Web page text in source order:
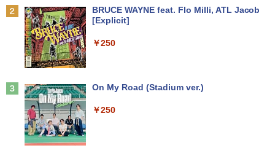
MS Office 2024 H&B 搭載｜Microsoft S
ン Windows11 Office付 13.5型｜Core i
ノートパソコン
￥39,800
2
パソコン Windows XP Core i5 メモリ 4
GB HDD 500GB DVDドライブ搭載 リフ
マウスセット 中古 安心保証 初期設定不
2
イ(23.8型/IPS/FullHD 1920×1080/100H
z/1ms)(ブラック) 24E1N1300A/11
￥19,620
フィリップス（ディスプレイ） 221S9A/
HDMI、D-Sub/スピーカー：あり/5年間
￥1,034
刊) 全巻セット [入荷予約]
￥9,900
Anker Soundcore P31i ブラック
Anker Soundcore Liberty 5 ミッドナイトブ
BRUCE WAYNE feat. Flo Milli, ATL Jacob
[Explicit]
￥250
On My Road (Stadium ver.)
￥250